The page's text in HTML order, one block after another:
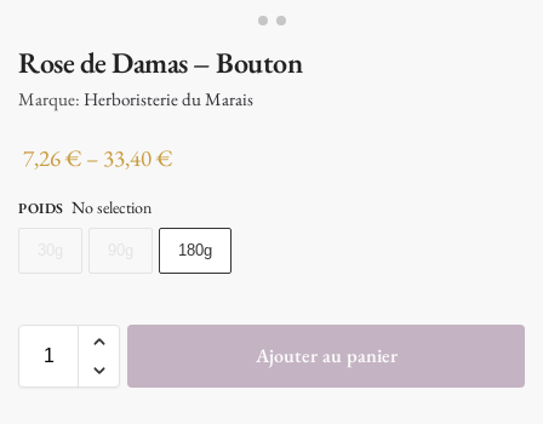
Rose de Damas – Bouton
Marque: Herboristerie du Marais
7,26€ – 33,40€
POIDS No selection
180g
Ajouter au panier